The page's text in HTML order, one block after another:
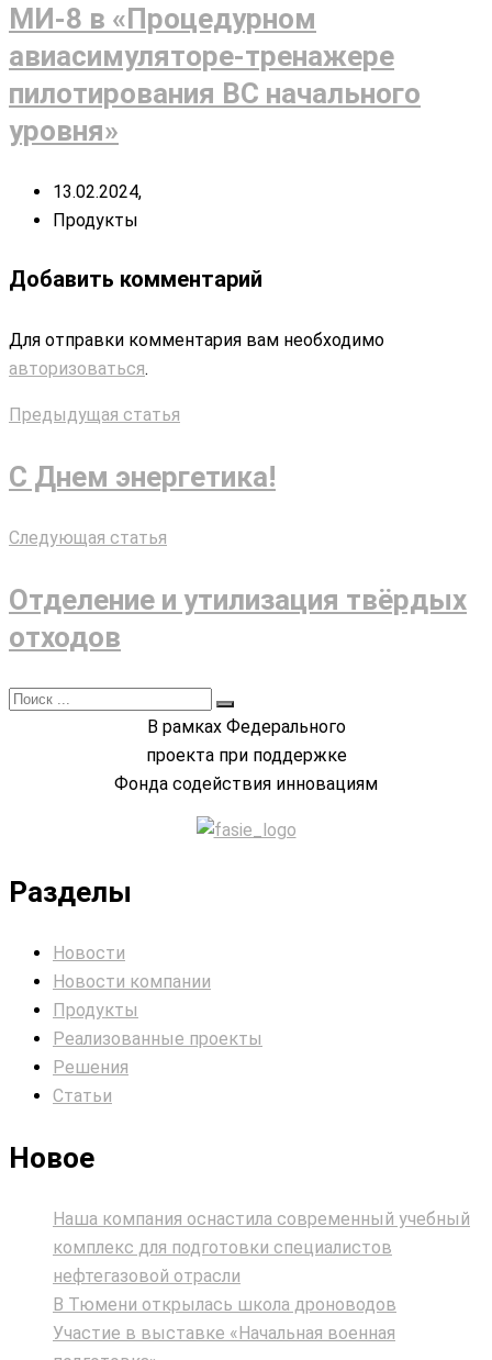
МИ-8 в «Процедурном
авиасимуляторе-тренажере
пилотирования ВС начального
уровня»
13.02.2024,
Продукты
Добавить комментарий
Для отправки комментария вам необходимо
авторизоваться.
Предыдущая статья
С Днем энергетика!
Следующая статья
Отделение и утилизация твёрдых
отходов
В рамках Федерального
проекта при поддержке
Фонда содействия инновациям
Разделы
Новости
Новости компании
Продукты
Реализованные проекты
Решения
Статьи
Новое
Наша компания оснастила современный учебный
комплекс для подготовки специалистов
нефтегазовой отрасли
В Тюмени открылась школа дроноводов
Участие в выставке «Начальная военная